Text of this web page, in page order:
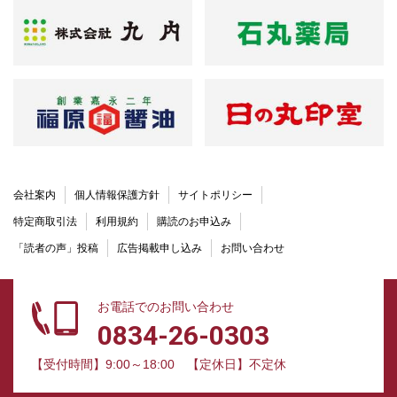
会社案内 個人情報保護方針 サイトポリシー
特定商取引法 利用規約 購読のお申込み
「読者の声」投稿 広告掲載申し込み お問い合わせ
お電話でのお問い合わせ
0834-26-0303
【受付時間】9:00～18:00 【定休日】不定休